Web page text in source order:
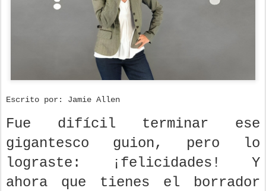
Escrito por: Jamie Allen
Fue difícil terminar ese
gigantesco guion, pero lo
lograste: ¡felicidades! Y
ahora que tienes el borrador